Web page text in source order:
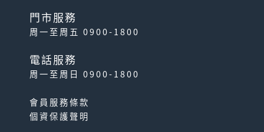
門市服務
周一至周五 0900-1800
電話服務
周一至周日 0900-1800
會員服務條款
個資保護聲明